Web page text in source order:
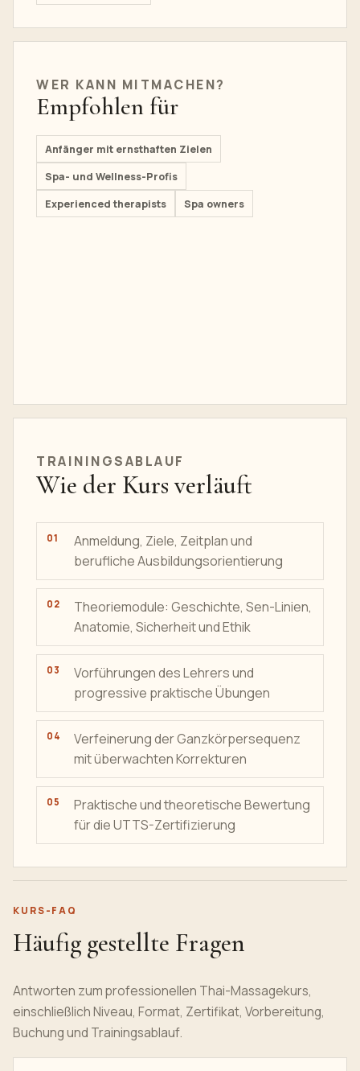
WER KANN MITMACHEN?
Empfohlen für
Anfänger mit ernsthaften Zielen
Spa- und Wellness-Profis
Experienced therapists
Spa owners
TRAININGSABLAUF
Wie der Kurs verläuft
Anmeldung, Ziele, Zeitplan und
berufliche Ausbildungsorientierung
Theoriemodule: Geschichte, Sen-Linien,
Anatomie, Sicherheit und Ethik
Vorführungen des Lehrers und
progressive praktische Übungen
Verfeinerung der Ganzkörpersequenz
mit überwachten Korrekturen
Praktische und theoretische Bewertung
für die UTTS-Zertifizierung
KURS-FAQ
Häufig gestellte Fragen
Antworten zum professionellen Thai-Massagekurs,
einschließlich Niveau, Format, Zertifikat, Vorbereitung,
Buchung und Trainingsablauf.